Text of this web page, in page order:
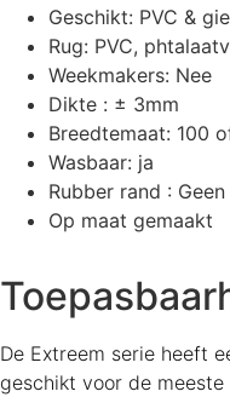
Geschikt: PVC &
Rug: PVC,
Weekmakers: Nee
Dikte : ± 3mm
Breedtemaat: 100
Wasbaar: ja
Rubber rand : Geen
Op maat gemaakt
De Extreem serie heeft
geschikt voor de